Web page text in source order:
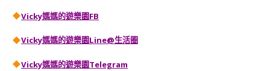
Vicky媽媽的遊樂園FB
Vicky媽媽的遊樂園Line@生活圈
Vicky媽媽的遊樂園Telegram